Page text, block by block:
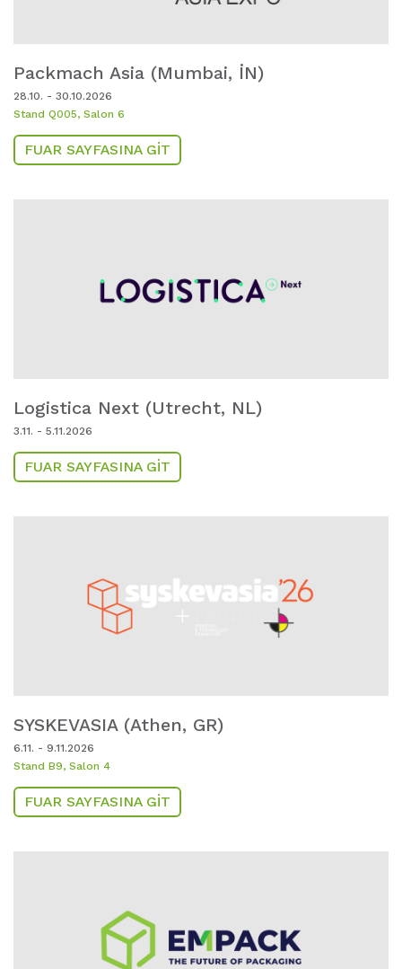
Packmach Asia (Mumbai, IN)
28.10. - 30.10.2026
Stand Q005, Salon 6
FUAR SAYFASINA GIT
Logistica Next (Utrecht, NL)
3.11. - 5.11.2026
FUAR SAYFASINA GIT
SYSKEVASIA (Athen, GR)
6.11. - 9.11.2026
Stand B9, Salon 4
FUAR SAYFASINA GIT